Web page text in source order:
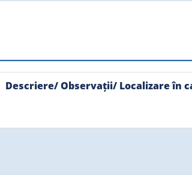
Descriere/ Observații/ Localizare în